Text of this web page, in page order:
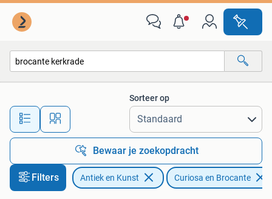
Alle afstanden…
Sorteer op
Bewaar je zoekopdracht
Filters Antiek en Kunst Curiosa en Brocante